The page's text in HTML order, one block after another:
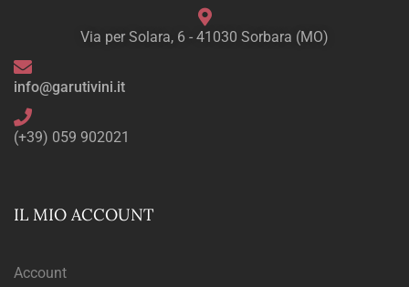
Via per Solara, 6 - 41030 Sorbara (MO)
info@garutivini.it
(+39) 059 902021
IL MIO ACCOUNT
Account